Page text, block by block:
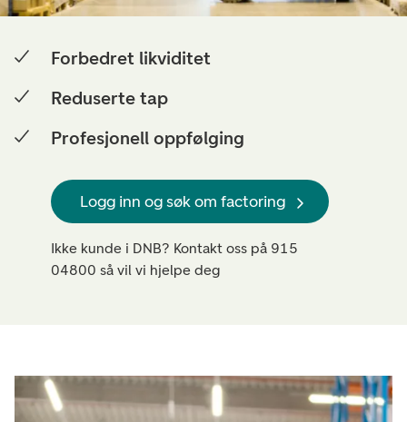
Forbedret likviditet
Reduserte tap
Profesjonell oppfølging
Logg inn og søk om factoring
Ikke kunde i DNB? Kontakt oss på 915
04800 så vil vi hjelpe deg